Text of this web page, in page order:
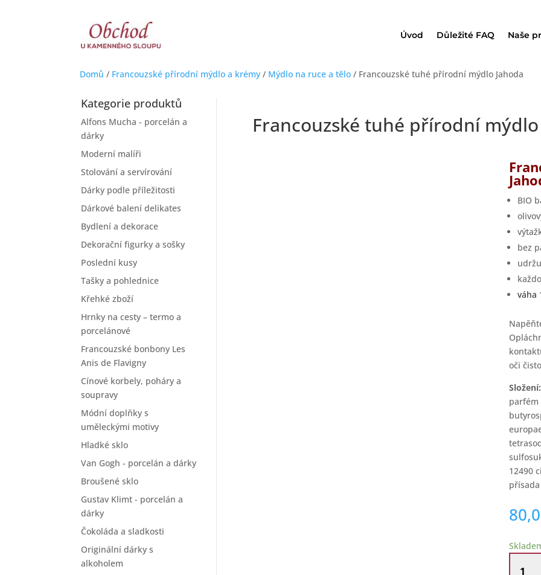
Úvod Důležité FAQ Naše
Domů / Francouzské přírodní mýdlo a krémy / Mýdlo na ruce a tělo / Francouzské tuhé přírodní mýdlo Jahoda
Kategorie produktů
Alfons Mucha - porcelán a
dárky
Moderní malíři
Stolování a servírování
Dárky podle příležitosti
Dárkové balení delikates
Bydlení a dekorace
Dekorační figurky a sošky
Poslední kusy
Tašky a pohlednice
Křehké zboží
Hrnky na cesty – termo a
porcelánové
Francouzské bonbony Les
Anis de Flavigny
Cínové korbely, poháry a
soupravy
Módní doplňky s
uměleckými motivy
Hladké sklo
Van Gogh - porcelán a dárky
Broušené sklo
Gustav Klimt - porcelán a
dárky
Čokoláda a sladkosti
Originální dárky s
alkoholem
Francouzské tuhé přírodní mýdlo
BIO
bez
váha
oči
Složení:
parfém
12490